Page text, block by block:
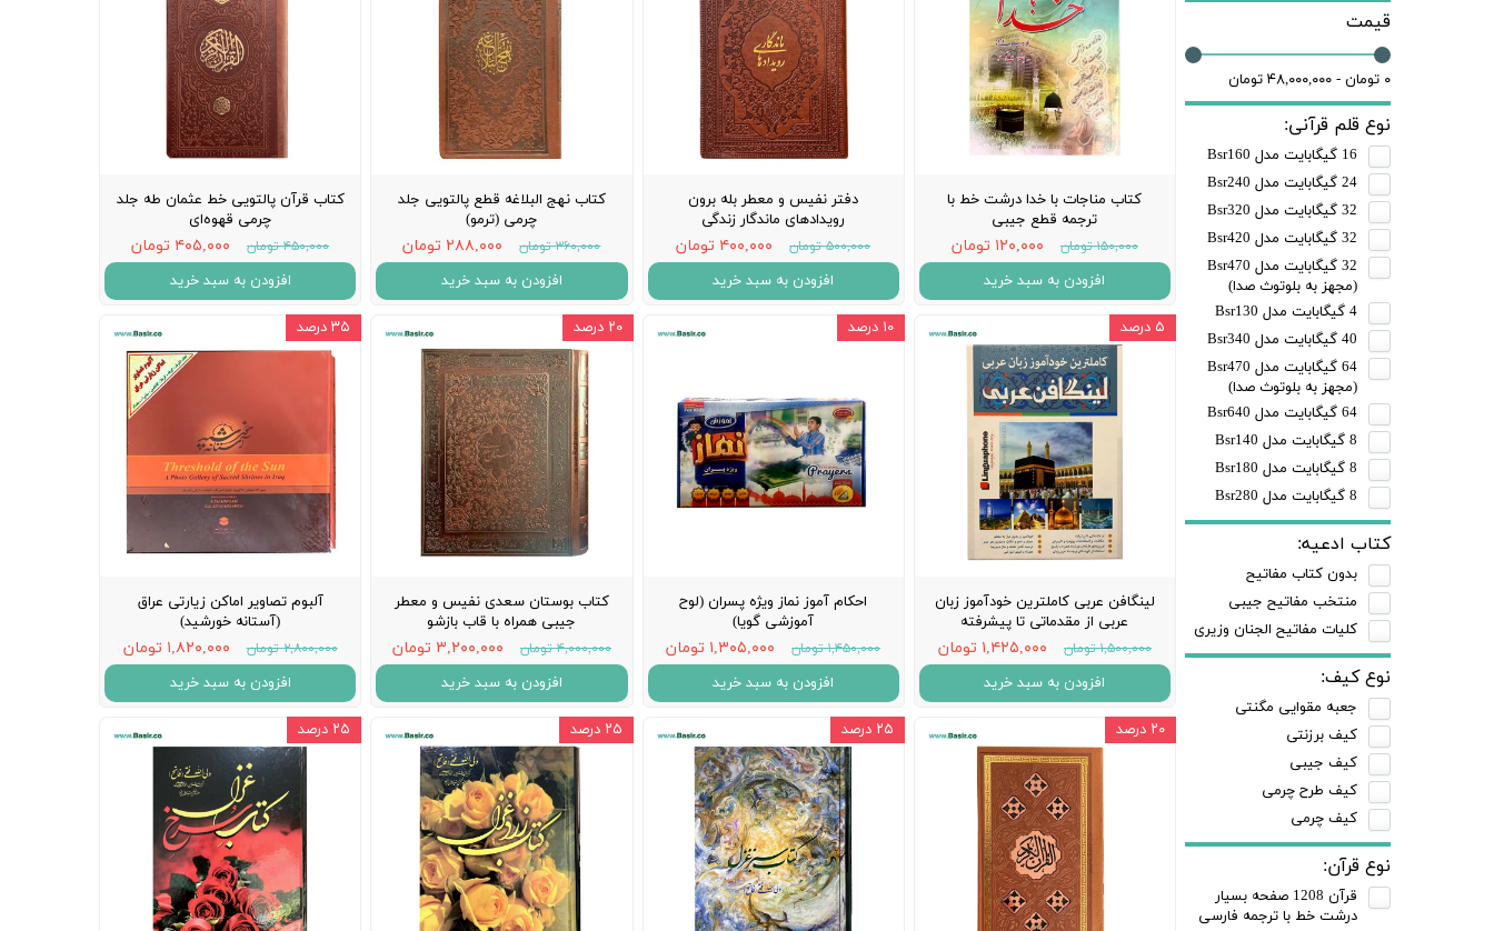
قیمت
۰ تومان - ۴۸,۰۰۰,۰۰۰ تومان
نوع قلم قرآنی:
16 گیگابایت مدل Bsr160
24 گیگابایت مدل Bsr240
32 گیگابایت مدل Bsr320
32 گیگابایت مدل Bsr420
32 گیگابایت مدل Bsr470
(مجهز به بلوتوث صدا)
4 گیگابایت مدل Bsr130
40 گیگابایت مدل Bsr340
64 گیگابایت مدل Bsr470
(مجهز به بلوتوث صدا)
64 گیگابایت مدل Bsr640
8 گیگابایت مدل Bsr140
8 گیگابایت مدل Bsr180
8 گیگابایت مدل Bsr280
کتاب ادعیه:
بدون کتاب مفاتیح
منتخب مفاتیح جیبی
کلیات مفاتیح الجنان وزیری
نوع کیف:
جعبه مقوایی مگنتی
کیف برزنتی
کیف جیبی
کیف طرح چرمی
کیف چرمی
نوع قرآن:
قرآن 1208 صفحه بسیار
درشت خط با ترجمه فارسی
کتاب مناجات با خدا درشت خط با
ترجمه قطع جیبی
۱۵۰,۰۰۰ تومان ۱۲۰,۰۰۰ تومان
افزودن به سبد خرید
دفتر نفیس و معطر بله برون
رویدادهای ماندگار زندگی
۵۰۰,۰۰۰ تومان ۴۰۰,۰۰۰ تومان
افزودن به سبد خرید
کتاب نهج البلاغه قطع پالتویی جلد
چرمی (ترمو)
۳۶۰,۰۰۰ تومان ۲۸۸,۰۰۰ تومان
افزودن به سبد خرید
کتاب قرآن پالتویی خط عثمان طه جلد
چرمی قهوه‌ای
۴۵۰,۰۰۰ تومان ۴۰۵,۰۰۰ تومان
افزودن به سبد خرید
لینگافن عربی کاملترین خودآموز زبان
عربی از مقدماتی تا پیشرفته
۱,۵۰۰,۰۰۰ تومان ۱,۴۲۵,۰۰۰ تومان
افزودن به سبد خرید
۵ درصد
احکام آموز نماز ویژه پسران (لوح
آموزشی گویا)
۱,۴۵۰,۰۰۰ تومان ۱,۳۰۵,۰۰۰ تومان
افزودن به سبد خرید
۱۰ درصد
کتاب بوستان سعدی نفیس و معطر
جیبی همراه با قاب بازشو
۴,۰۰۰,۰۰۰ تومان ۳,۲۰۰,۰۰۰ تومان
افزودن به سبد خرید
۲۰ درصد
آلبوم تصاویر اماکن زیارتی عراق
(آستانه خورشید)
۲,۸۰۰,۰۰۰ تومان ۱,۸۲۰,۰۰۰ تومان
افزودن به سبد خرید
۳۵ درصد
۲۰ درصد ۲۵ درصد ۲۵ درصد ۲۵ درصد